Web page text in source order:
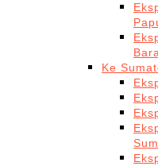
Ke